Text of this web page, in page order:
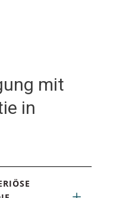
mit
in